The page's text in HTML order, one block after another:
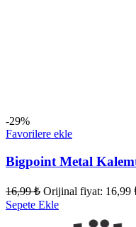
-29%
Favorilere ekle
Bigpoint Metal
16,99₺ Orijinal fiyat: 16,99
Sepete Ekle